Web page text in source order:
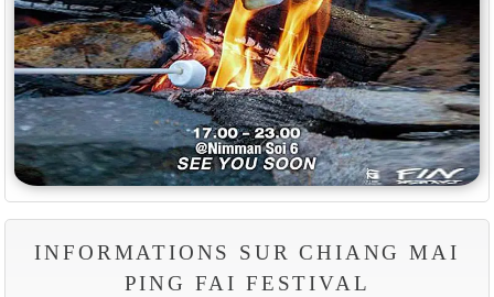
INFORMATIONS SUR CHIANG MAI
PING FAI FESTIVAL